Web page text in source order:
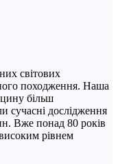
світових
походження. Наша
більш
сучасні дослідження
Вже понад 80 років
рівнем